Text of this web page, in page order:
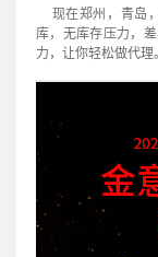
现在郑州，青岛
库，无库存压力，
力，让你轻松做代理。